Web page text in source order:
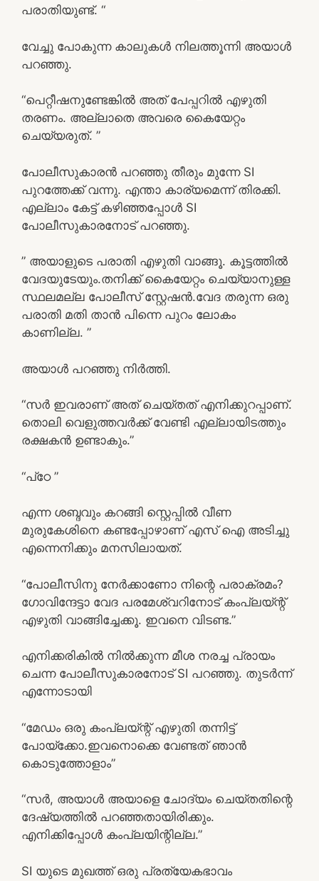
പരാതിയുണ്ട്. “
വേച്ചു പോകുന്ന കാലുകൾ നിലത്തൂന്നി അയാൾ
പറഞ്ഞു.
“പെറ്റീഷനുണ്ടേങ്കിൽ അത് പേപ്പറിൽ എഴുതി
തരണം. അല്ലാതെ അവരെ കൈയേറ്റം
ചെയ്യരുത്. ”
പോലീസുകാരൻ പറഞ്ഞു തീരും മുന്നേ SI
പുറത്തേക്ക് വന്നു. എന്താ കാര്യമെന്ന് തിരക്കി.
എല്ലാം കേട്ട് കഴിഞ്ഞപ്പോൾ SI
പോലീസുകാരനോട് പറഞ്ഞു.
” അയാളുടെ പരാതി എഴുതി വാങ്ങൂ. കൂട്ടത്തിൽ
വേദയുടേയും.തനിക്ക് കൈയേറ്റം ചെയ്യാനുള്ള
സ്ഥലമല്ല പോലീസ് സ്റ്റേഷൻ.വേദ തരുന്ന ഒരു
പരാതി മതി താൻ പിന്നെ പുറം ലോകം
കാണില്ല. ”
അയാൾ പറഞ്ഞു നിർത്തി.
“സർ ഇവരാണ് അത് ചെയ്തത് എനിക്കുറപ്പാണ്.
തൊലി വെളുത്തവർക്ക് വേണ്ടി എല്ലായിടത്തും
രക്ഷകൻ ഉണ്ടാകും.”
“പ്‌ഠേ ”
എന്ന ശബ്ദവും കറങ്ങി സ്റ്റെപ്പിൽ വീണ
മുരുകേശിനെ കണ്ടപ്പോഴാണ് എസ് ഐ അടിച്ചു
എന്നെനിക്കും മനസിലായത്.
“പോലീസിനു നേർക്കാണോ നിന്റെ പരാക്രമം?
ഗോവിന്ദേട്ടാ വേദ പരമേശ്വറിനോട് കംപ്ലയ്ന്റ്
എഴുതി വാങ്ങിച്ചേക്കൂ. ഇവനെ വിടണ്ട.”
എനിക്കരികിൽ നിൽക്കുന്ന മീശ നരച്ച പ്രായം
ചെന്ന പോലീസുകാരനോട് SI പറഞ്ഞു. തുടർന്ന്
എന്നോടായി
“മേഡം ഒരു കംപ്ലയ്ന്റ് എഴുതി തന്നിട്ട്
പോയ്ക്കോ.ഇവനൊക്കെ വേണ്ടത് ഞാൻ
കൊടുത്തോളാം”
“സർ, അയാൾ അയാളെ ചോദ്യം ചെയ്തതിന്റെ
ദേഷ്യത്തിൽ പറഞ്ഞതായിരിക്കും.
എനിക്കിപ്പോൾ കംപ്ലയിന്റില്ല.”
SI യുടെ മുഖത്ത് ഒരു പ്രത്യേകഭാവം